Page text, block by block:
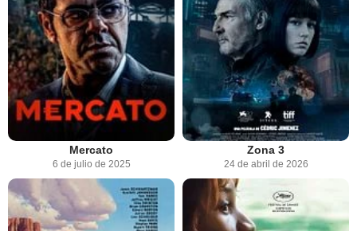
Mercato
6 de julio de 2025
Zona 3
24 de abril de 2026